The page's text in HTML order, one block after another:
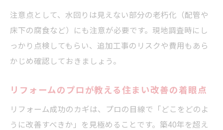
注意点として、水回りは見えない部分の老朽化（配管や
床下の腐食など）にも注意が必要です。現地調査時にし
っかり点検してもらい、追加工事のリスクや費用もあら
かじめ確認しておきましょう。
リフォームのプロが教える住まい改善の着眼点
リフォーム成功のカギは、プロの目線で「どこをどのよ
うに改善すべきか」を見極めることです。築40年を超え